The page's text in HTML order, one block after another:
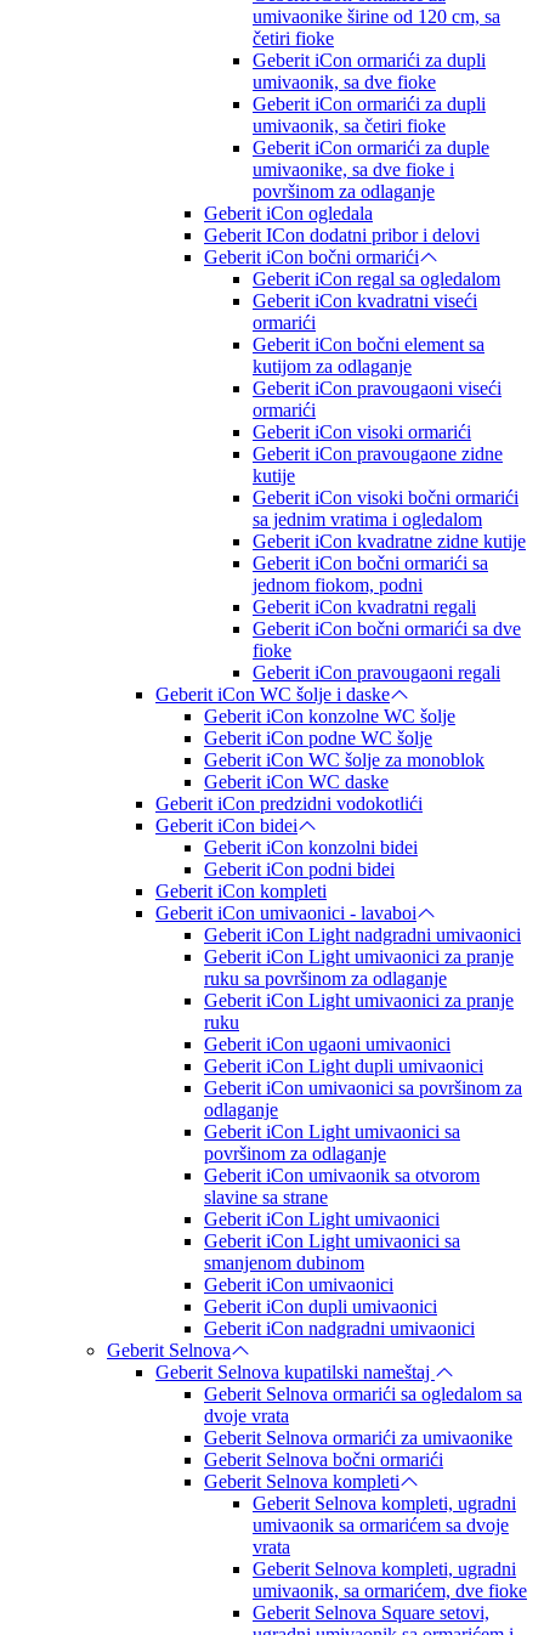
umivaonike širine od 120 cm, sa
četiri fioke
Geberit iCon ormarići za dupli
umivaonik, sa dve fioke
Geberit iCon ormarići za dupli
umivaonik, sa četiri fioke
Geberit iCon ormarići za duple
umivaonike, sa dve fioke i
površinom za odlaganje
Geberit iCon ogledala
Geberit ICon dodatni pribor i delovi
Geberit iCon bočni ormarići
Geberit iCon regal sa ogledalom
Geberit iCon kvadratni viseći
ormarići
Geberit iCon bočni element sa
kutijom za odlaganje
Geberit iCon pravougaoni viseći
ormarići
Geberit iCon visoki ormarići
Geberit iCon pravougaone zidne
kutije
Geberit iCon visoki bočni ormarići
sa jednim vratima i ogledalom
Geberit iCon kvadratne zidne kutije
Geberit iCon bočni ormarići sa
jednom fiokom, podni
Geberit iCon kvadratni regali
Geberit iCon bočni ormarići sa dve
fioke
Geberit iCon pravougaoni regali
Geberit iCon WC šolje i daske
Geberit iCon konzolne WC šolje
Geberit iCon podne WC šolje
Geberit iCon WC šolje za monoblok
Geberit iCon WC daske
Geberit iCon predzidni vodokotlići
Geberit iCon bidei
Geberit iCon konzolni bidei
Geberit iCon podni bidei
Geberit iCon kompleti
Geberit iCon umivaonici - lavaboi
Geberit iCon Light nadgradni umivaonici
Geberit iCon Light umivaonici za pranje
ruku sa površinom za odlaganje
Geberit iCon Light umivaonici za pranje
ruku
Geberit iCon ugaoni umivaonici
Geberit iCon Light dupli umivaonici
Geberit iCon umivaonici sa površinom za
odlaganje
Geberit iCon Light umivaonici sa
površinom za odlaganje
Geberit iCon umivaonik sa otvorom
slavine sa strane
Geberit iCon Light umivaonici
Geberit iCon Light umivaonici sa
smanjenom dubinom
Geberit iCon umivaonici
Geberit iCon dupli umivaonici
Geberit iCon nadgradni umivaonici
Geberit Selnova
Geberit Selnova kupatilski nameštaj
Geberit Selnova ormarići sa ogledalom sa
dvoje vrata
Geberit Selnova ormarići za umivaonike
Geberit Selnova bočni ormarići
Geberit Selnova kompleti
Geberit Selnova kompleti, ugradni
umivaonik sa ormarićem sa dvoje
vrata
Geberit Selnova kompleti, ugradni
umivaonik, sa ormarićem, dve fioke
Geberit Selnova Square setovi,